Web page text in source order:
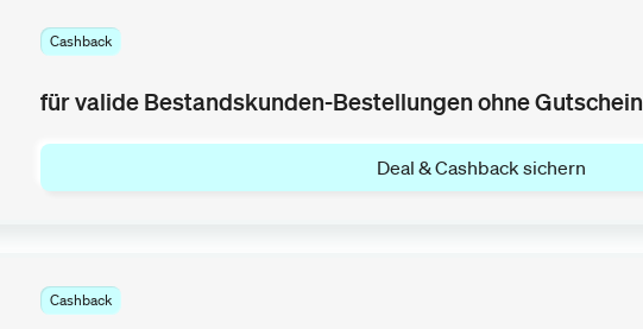
Cashback
für valide Bestandskunden-Bestellungen ohne Gutschein
Deal & Cashback sichern
Cashback